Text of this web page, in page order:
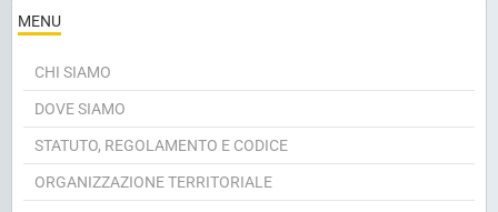
MENU
CHI SIAMO
DOVE SIAMO
STATUTO, REGOLAMENTO E CODICE
ORGANIZZAZIONE TERRITORIALE